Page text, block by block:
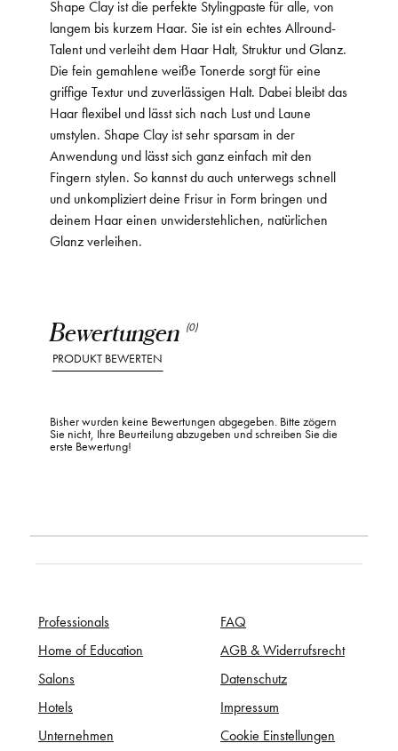
Bewertungen (0)
PRODUKT BEWERTEN
Bisher wurden keine Bewertungen abgegeben. Bitte zögern
Sie nicht, Ihre Beurteilung abzugeben und schreiben Sie die
erste Bewertung!
Shape Clay ist die perfekte Stylingpaste für alle, von
langem bis kurzem Haar. Sie ist ein echtes Allround-
Talent und verleiht dem Haar Halt, Struktur und Glanz.
Die fein gemahlene weiße Tonerde sorgt für eine
griffige Textur und zuverlässigen Halt. Dabei bleibt das
Haar flexibel und lässt sich nach Lust und Laune
umstylen. Shape Clay ist sehr sparsam in der
Anwendung und lässt sich ganz einfach mit den
Fingern stylen. So kannst du auch unterwegs schnell
und unkompliziert deine Frisur in Form bringen und
deinem Haar einen unwiderstehlichen, natürlichen
Glanz verleihen.
Professionals
Home of Education
Salons
Hotels
Unternehmen
FAQ
AGB & Widerrufsrecht
Datenschutz
Impressum
Cookie Einstellungen